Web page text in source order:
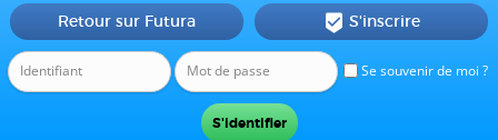
Se souvenir de moi ?
Retour sur Futura  S'inscrire